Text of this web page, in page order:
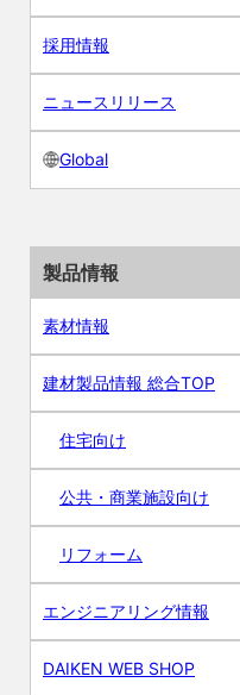
採用情報
ニュースリリース
Global
製品情報
素材情報
建材製品情報 総合TOP
住宅向け
公共・商業施設向け
リフォーム
エンジニアリング情報
DAIKEN WEB SHOP